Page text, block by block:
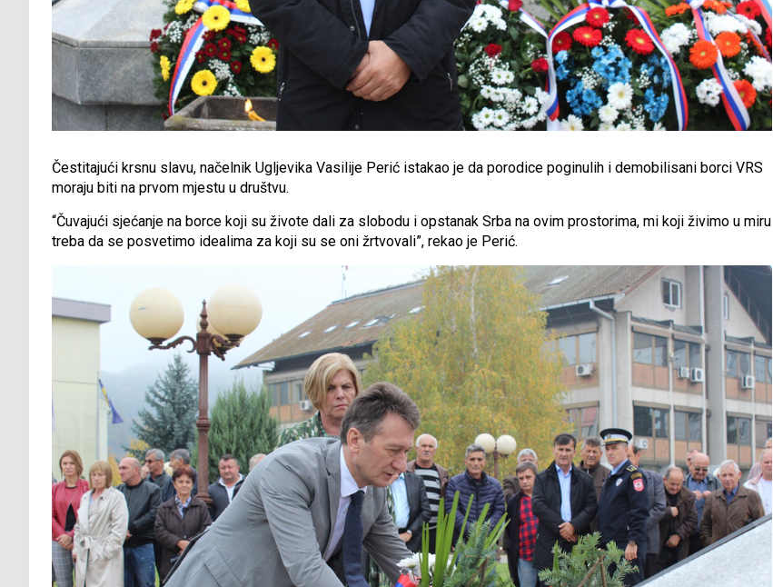
Čestitajući krsnu slavu, načelnik Ugljevika Vasilije Perić istakao je da porodice poginulih i demobilisani borci VRS
moraju biti na prvom mjestu u društvu.
“Čuvajući sjećanje na borce koji su živote dali za slobodu i opstanak Srba na ovim prostorima, mi koji živimo u miru
treba da se posvetimo idealima za koji su se oni žrtvovali”, rekao je Perić.